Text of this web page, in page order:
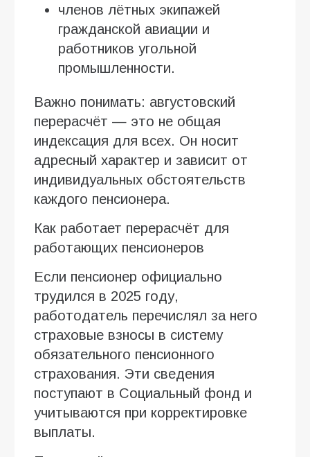
членов лётных экипажей
гражданской авиации и
работников угольной
промышленности.
Важно понимать: августовский
перерасчёт — это не общая
индексация для всех. Он носит
адресный характер и зависит от
индивидуальных обстоятельств
каждого пенсионера.
Как работает перерасчёт для
работающих пенсионеров
Если пенсионер официально
трудился в 2025 году,
работодатель перечислял за него
страховые взносы в систему
обязательного пенсионного
страхования. Эти сведения
поступают в Социальный фонд и
учитываются при корректировке
выплаты.